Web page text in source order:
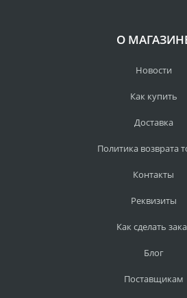
О
Новости
Как купить
Доставка
Политика возврата
Контакты
Реквизиты
Как сделать
Блог
Поставщикам